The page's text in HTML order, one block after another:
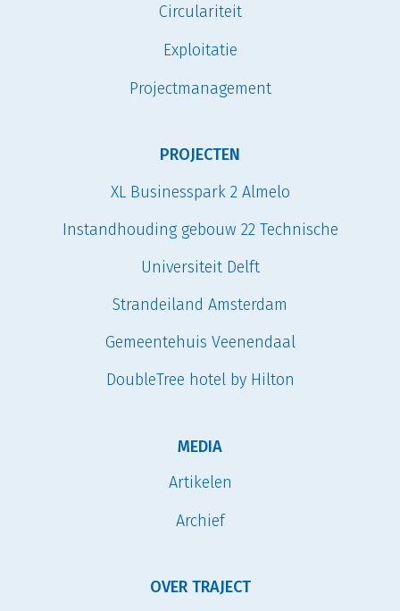
Circulariteit
Exploitatie
Projectmanagement
PROJECTEN
XL Businesspark 2 Almelo
Instandhouding gebouw 22 Technische
Universiteit Delft
Strandeiland Amsterdam
Gemeentehuis Veenendaal
DoubleTree hotel by Hilton
MEDIA
Artikelen
Archief
OVER TRAJECT